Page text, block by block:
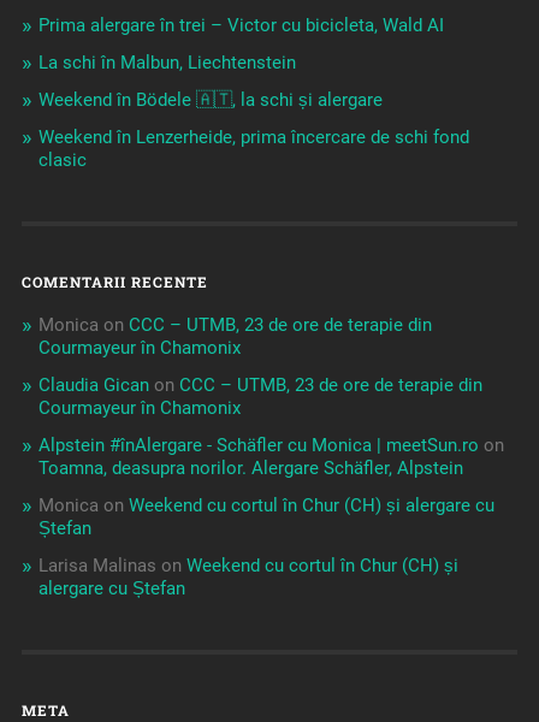
Prima alergare în trei – Victor cu bicicleta, Wald AI
La schi în Malbun, Liechtenstein
Weekend în Bödele 🇦🇹, la schi și alergare
Weekend în Lenzerheide, prima încercare de schi fond
clasic
COMENTARII RECENTE
Monica on CCC – UTMB, 23 de ore de terapie din
Courmayeur în Chamonix
Claudia Gicanon CCC – UTMB, 23 de ore de terapie din
Courmayeur în Chamonix
Alpstein #înAlergare - Schäfler cu Monica | meetSun.ro on
Toamna, deasupra norilor. Alergare Schäfler, Alpstein
Monica on Weekend cu cortul în Chur (CH) și alergare cu
Ștefan
Larisa Malinas on Weekend cu cortul în Chur (CH) și
alergare cu Ștefan
META